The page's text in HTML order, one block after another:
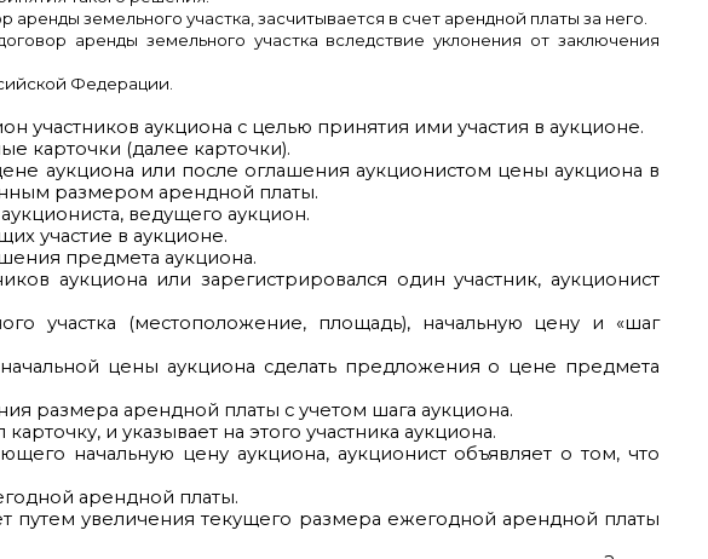
земельного участка, засчитывается в счет арендной платы за него.
аренды земельного участка вследствие уклонения от заключения
Федерации.
участников аукциона с целью принятия ими участия в аукционе.
карточки (далее карточки).
аукциона или после оглашения аукционистом цены аукциона в
размером арендной платы.
ведущего аукцион.
участие в аукционе.
предмета аукциона.
аукциона или зарегистрировался один участник, аукционист
участка (местоположение, площадь), начальную цену и «шаг
цены аукциона сделать предложения о цене предмета
размера арендной платы с учетом шага аукциона.
и указывает на этого участника аукциона.
начальную цену аукциона, аукционист объявляет о том, что
арендной платы.
увеличения текущего размера ежегодной арендной платы